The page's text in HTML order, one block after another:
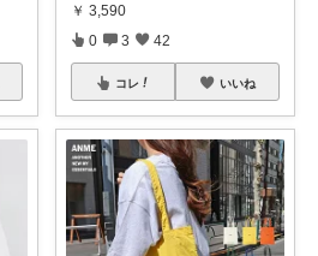
￥ 3,590
0 3 42
コレ いいね